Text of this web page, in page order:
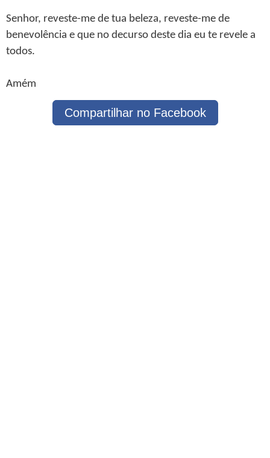
Senhor, reveste-me de tua beleza, reveste-me de
benevolência e que no decurso deste dia eu te revele a
todos.
Amém
Compartilhar no Facebook